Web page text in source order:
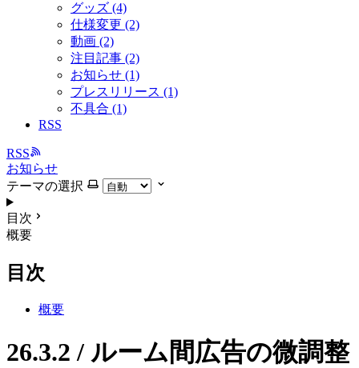
グッズ (4)
仕様変更 (2)
動画 (2)
注目記事 (2)
お知らせ (1)
プレスリリース (1)
不具合 (1)
RSS
RSS
お知らせ
テーマの選択
目次
概要
目次
概要
26.3.2 / ルーム間広告の微調整